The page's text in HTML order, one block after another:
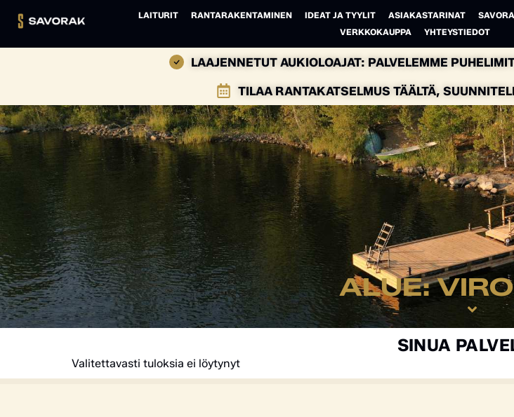
LAITURIT RANTARAKENTAMINEN IDEAT JA TYYLIT ASIAKASTARINAT
VERKKOKAUPPA
YHTEYSTIEDOT
LAAJENNETUT AUKIOLOAJAT: PALVELEMME
TILAA RANTAKATSELMUS TÄÄLTÄ,
ALUE:
SINUA
Valitettavasti tuloksia ei löytynyt